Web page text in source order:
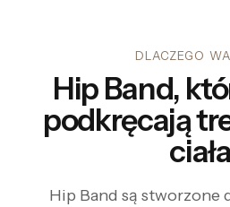
DLACZEGO
Hip Band,
podkręcają
ciała
Hip Band są stworzone